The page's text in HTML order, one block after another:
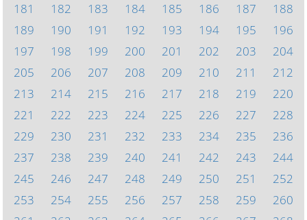
181
182 183 184 185 186 187
188
189
190 191 192 193 194 195
196
197
198 199 200 201 202 203
204
205
206 207 208 209 210 211
212
213
214 215 216 217 218 219
220
221
222 223 224 225 226 227
228
229
230 231 232 233 234 235
236
237
238 239 240 241 242 243
244
245
246 247 248 249 250 251
252
253
254 255 256 257 258 259
260